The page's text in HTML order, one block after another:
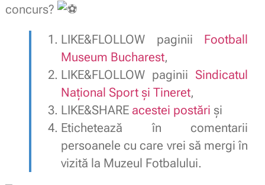
concurs?
LIKE&FLOLLOW paginii Football
Museum Bucharest,
LIKE&FLOLLOW paginii Sindicatul
Naţional Sport şi Tineret,
LIKE&SHARE acestei postări și
Etichetează în comentarii
persoanele cu care vrei să mergi în
vizită la Muzeul Fotbalului.